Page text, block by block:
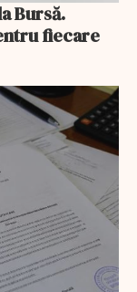
Bursă.
fiecare